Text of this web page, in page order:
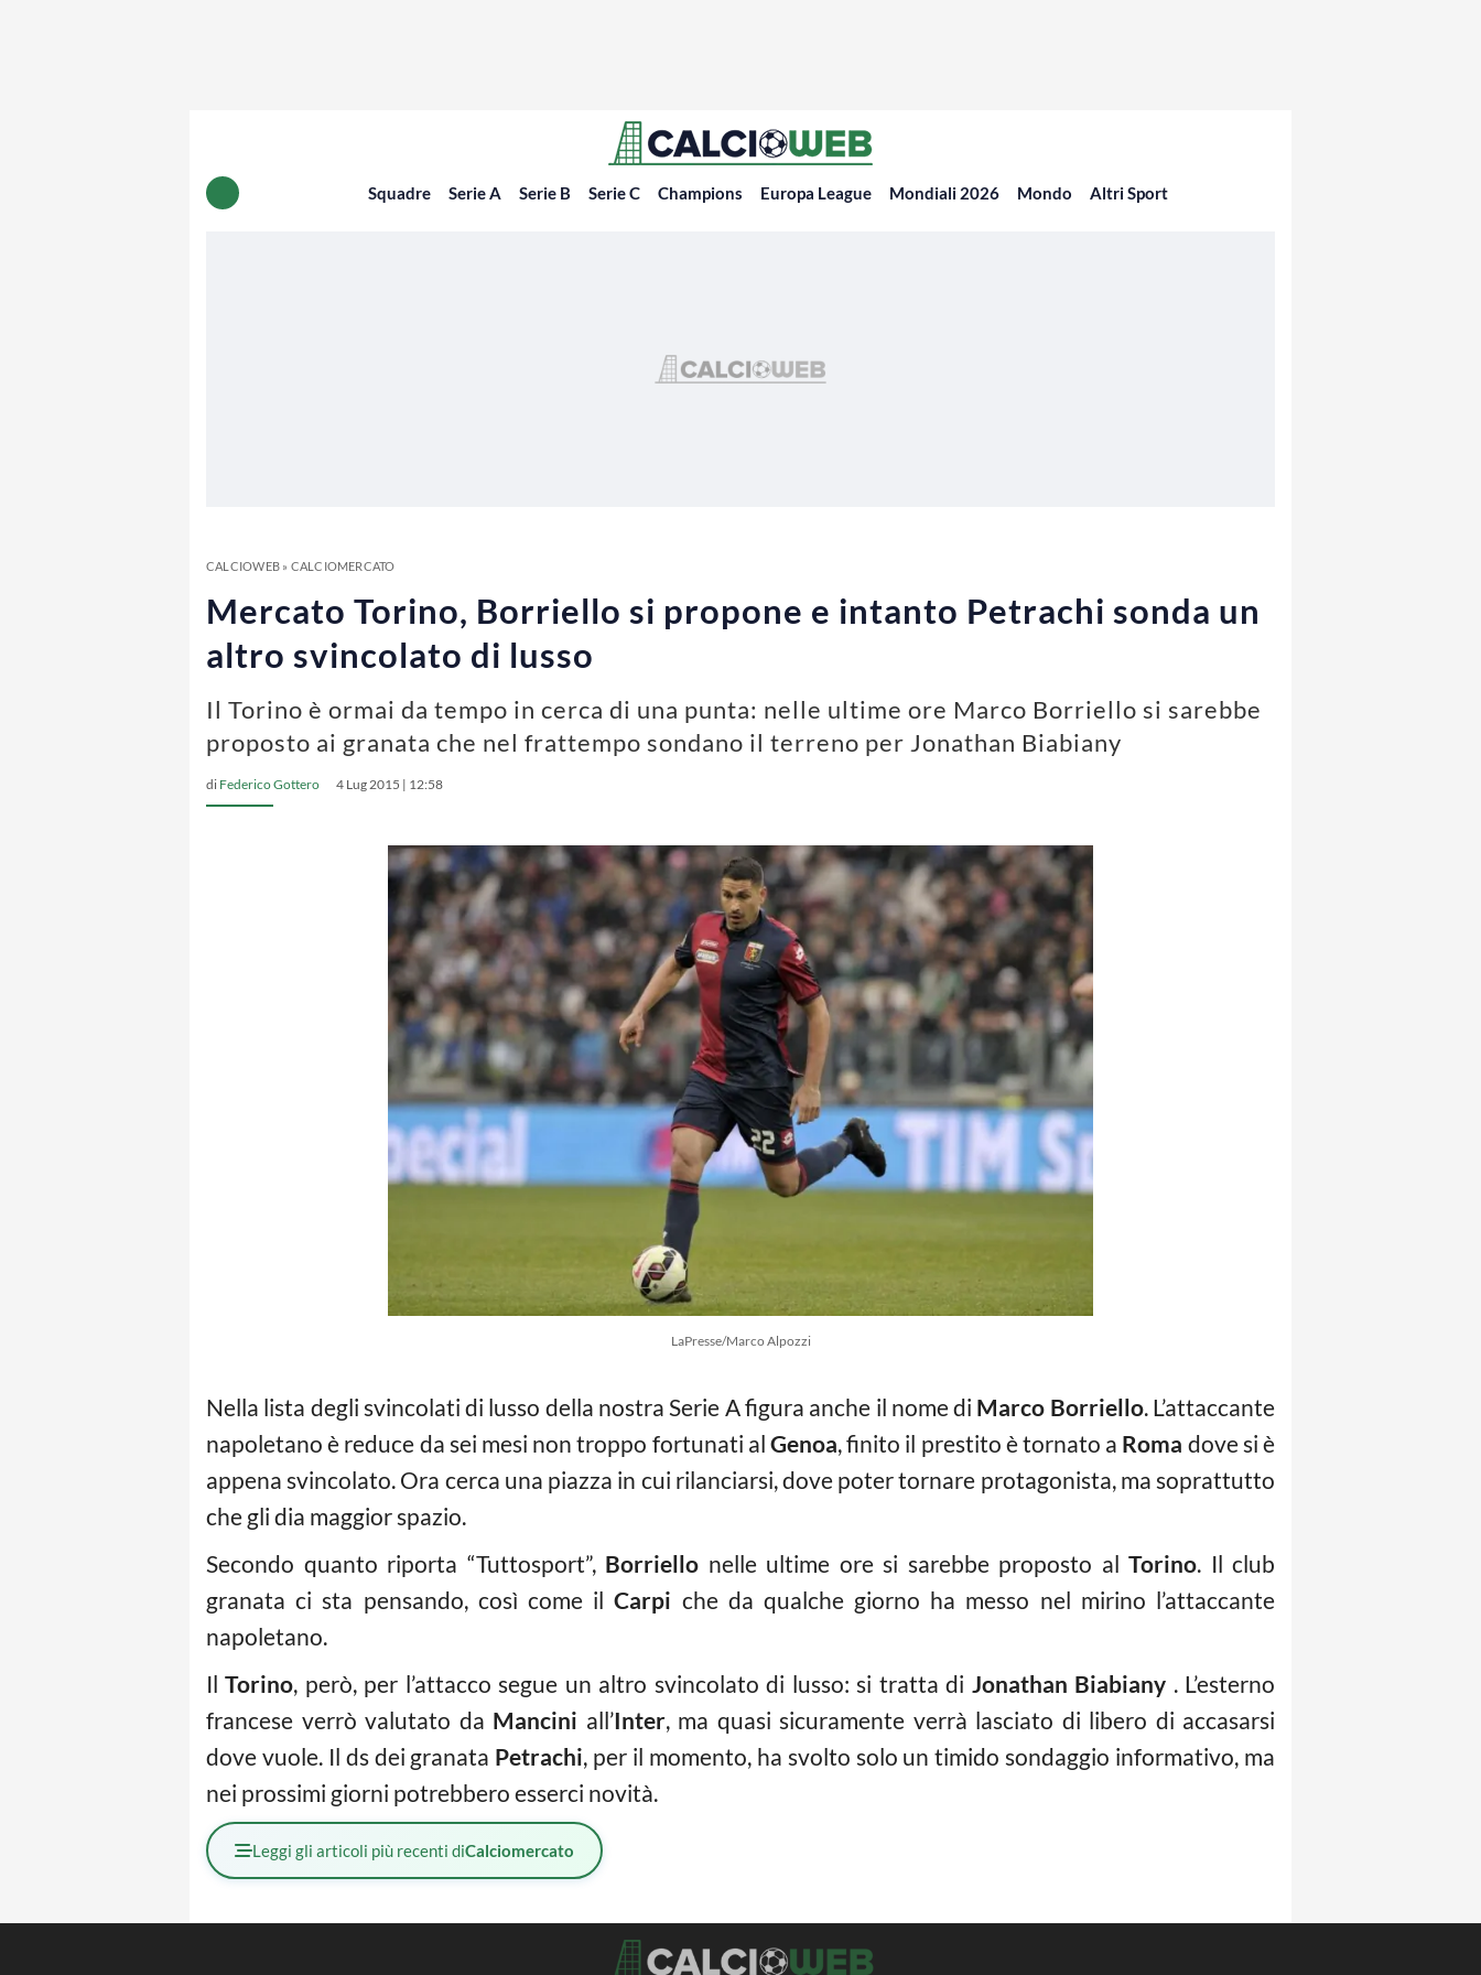
Squadre Serie A Serie B Serie C Champions Europa League Mondiali 2026 Mondo Altri Sport
CALCIOWEB» CALCIOMERCATO
Mercato Torino, Borriello si propone e intanto Petrachi sonda un
altro svincolato di lusso
Il Torino è ormai da tempo in cerca di una punta: nelle ultime ore Marco Borriello si sarebbe
proposto ai granata che nel frattempo sondano il terreno per Jonathan Biabiany
di Federico Gottero 4 Lug 2015 | 12:58
LaPresse/Marco Alpozzi
Nella lista degli svincolati di lusso della nostra Serie A figura anche il nome di Marco Borriello. L’attaccante
napoletano è reduce da sei mesi non troppo fortunati al Genoa, finito il prestito è tornato a Roma dove si è
appena svincolato. Ora cerca una piazza in cui rilanciarsi, dove poter tornare protagonista, ma soprattutto
che gli dia maggior spazio.
Secondo quanto riporta “Tuttosport”, Borriello nelle ultime ore si sarebbe proposto al Torino. Il club
granata ci sta pensando, così come ilCarpi che da qualche giorno ha messo nel mirino l’attaccante
napoletano.
IlTorino, però, per l’attacco segue un altro svincolato di lusso: si tratta di Jonathan Biabiany . L’esterno
francese verrò valutato da Mancini all’Inter, ma quasi sicuramente verrà lasciato di libero di accasarsi
dove vuole. Il ds dei granata Petrachi, per il momento, ha svolto solo un timido sondaggio informativo, ma
nei prossimi giorni potrebbero esserci novità.
Leggi gli articoli più recenti diCalciomercato